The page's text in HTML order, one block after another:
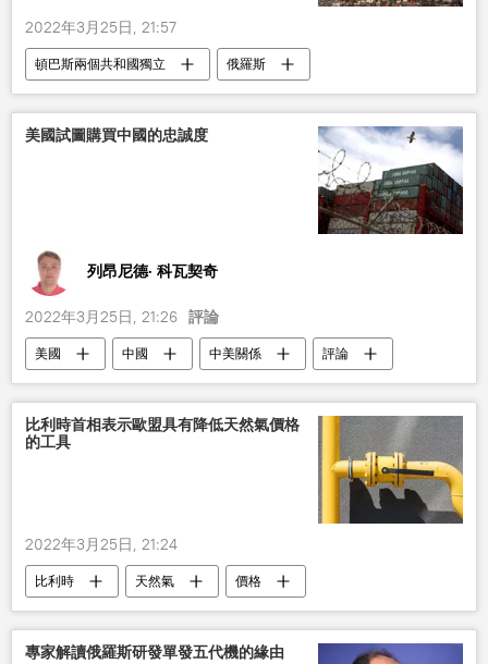
2022年3月25日, 21:57
頓巴斯兩個共和國獨立
俄羅斯
塞爾維亞
美國試圖購買中國的忠誠度
列昂尼德· 科瓦契奇
2022年3月25日, 21:26 評論
美國 中國 中美關係 評論
比利時首相表示歐盟具有降低天然氣價格
的工具
2022年3月25日, 21:24
比利時 天然氣 價格
專家解讀俄羅斯研發單發五代機的緣由